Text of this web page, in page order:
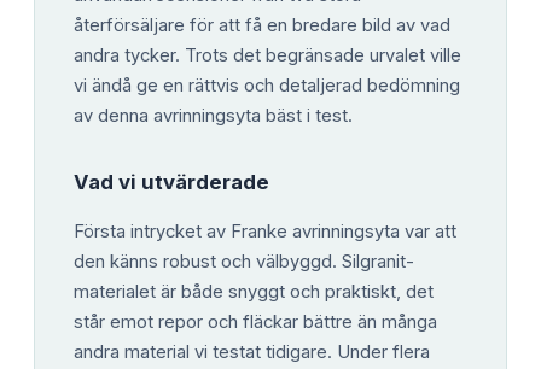
återförsäljare för att få en bredare bild av vad
andra tycker. Trots det begränsade urvalet ville
vi ändå ge en rättvis och detaljerad bedömning
av denna avrinningsyta bäst i test.
Vad vi utvärderade
Första intrycket av Franke avrinningsyta var att
den känns robust och välbyggd. Silgranit-
materialet är både snyggt och praktiskt, det
står emot repor och fläckar bättre än många
andra material vi testat tidigare. Under flera